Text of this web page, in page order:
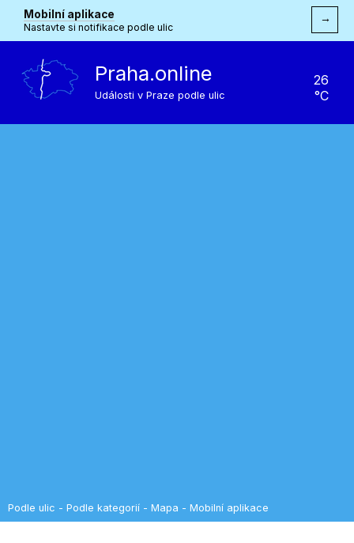
Mobilní aplikace
Nastavte si notifikace podle ulic
→
Praha.online
Události v Praze podle ulic
26
°C
Podle ulic - Podle kategorií - Mapa - Mobilní aplikace